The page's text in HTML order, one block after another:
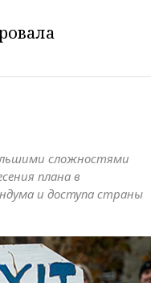
сложностями
плана в
и доступа страны